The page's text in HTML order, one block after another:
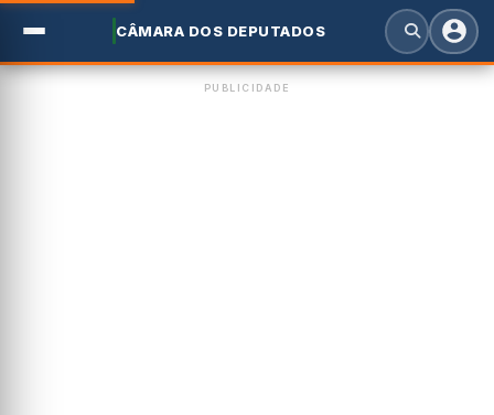
CÂMARA DOS DEPUTADOS
PUBLICIDADE